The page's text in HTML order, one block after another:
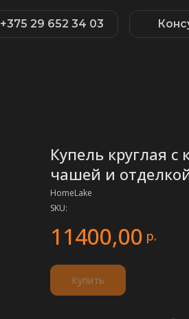
+375 29 652 34 03
Купель круглая с
чашей и
HomeLake
SKU:
11400,00 р.
Купить